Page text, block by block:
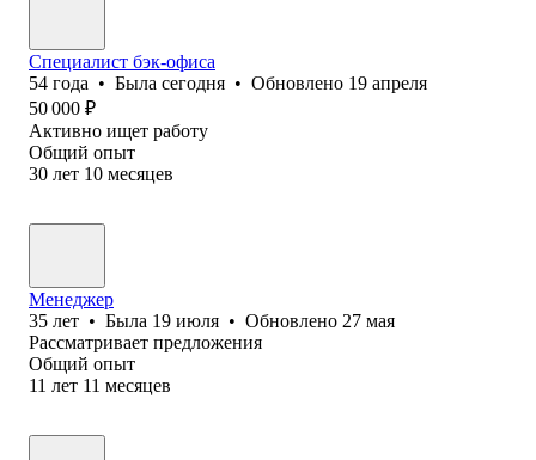
Специалист бэк-офиса
54 года • Была сегодня • Обновлено 19 апреля
50 000 ₽
Активно ищет работу
Общий опыт
30 лет 10 месяцев
Менеджер
35 лет • Была 19 июля • Обновлено 27 мая
Рассматривает предложения
Общий опыт
11 лет 11 месяцев